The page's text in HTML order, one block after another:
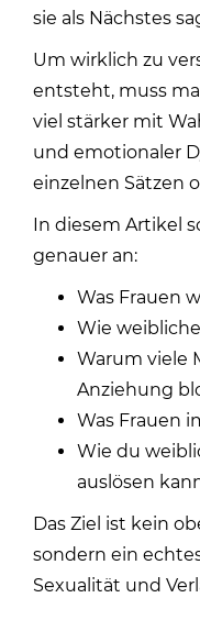
sie als Nächstes
Um wirklich zu
entsteht, muss
viel stärker mit
und emotionaler
einzelnen Sätzen
In diesem Artikel
genauer an:
Was Frauen
Wie
Warum viele
Anziehung
Was Frauen
Wie du
auslösen
Das Ziel ist kein
sondern ein
Sexualität und